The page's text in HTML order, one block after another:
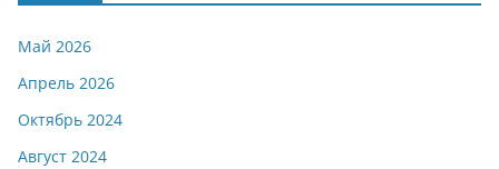
Май 2026
Апрель 2026
Октябрь 2024
Август 2024